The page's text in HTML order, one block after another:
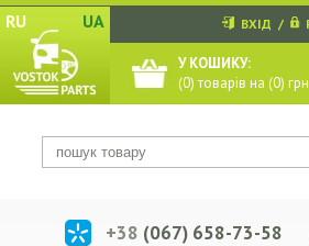
RU UA ВХІД /
У КОШИКУ:
(0) товарів на (0)
+38 (067) 658-73-58